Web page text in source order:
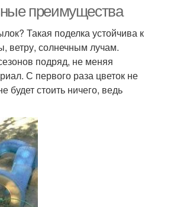
преимущества
Такая поделка устойчива к
ветру, солнечным лучам.
подряд, не меняя
С первого раза цветок не
будет стоить ничего, ведь